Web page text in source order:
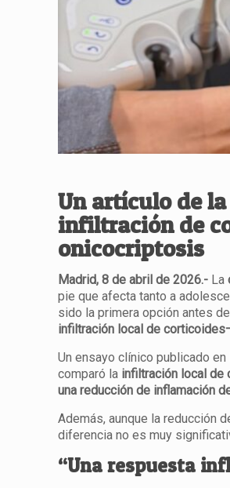
Un artículo de
infiltración de
onicocriptosis
Madrid, 8 de abril de 2026.- La
pie que afecta tanto a
sido la primera opción antes
infiltración local de
Un ensayo clínico publicado en
comparó la infiltración local de
una reducción de inflamación
Además, aunque la reducción
diferencia no es muy
“Una respuesta